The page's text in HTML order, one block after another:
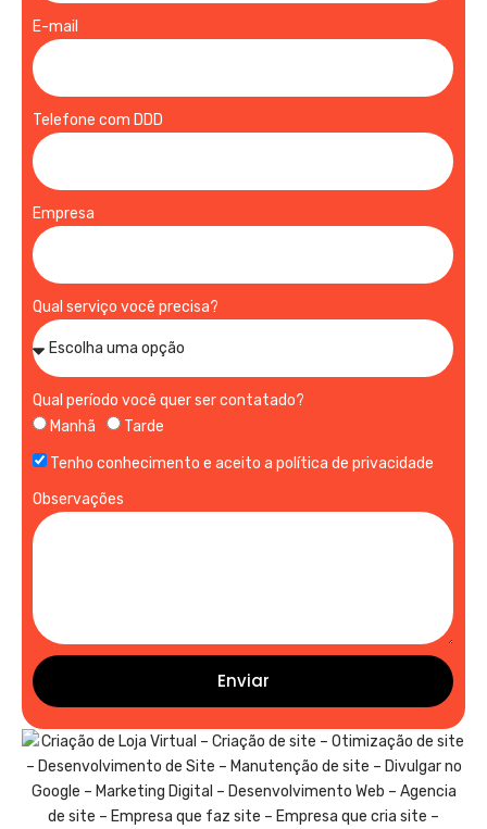
E-mail
Telefone com DDD
Empresa
Qual serviço você precisa?
Qual período você quer ser contatado?
Manhã
Tarde
Tenho conhecimento e aceito a política de privacidade
Observações
Enviar